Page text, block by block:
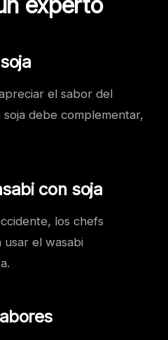
el sabor del
debe complementar,
con soja
los chefs
usar el wasabi